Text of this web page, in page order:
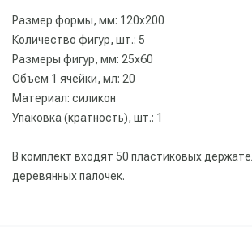
Размер формы, мм: 120х200
Количество фигур, шт.: 5
Размеры фигур, мм: 25х60
Объем 1 ячейки, мл: 20
Материал: силикон
Упаковка (кратность), шт.: 1
В комплект входят 50 пластиковых
деревянных палочек.